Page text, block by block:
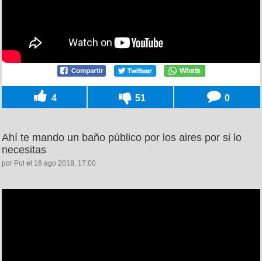
4 51 0
Ahí te mando un baño público por los aires por si lo
necesitas
por Pol el 16 ago 2018, 17:00